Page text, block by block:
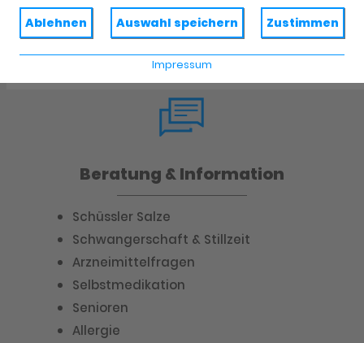
Ablehnen Auswahl speichern Zustimmen
Impressum
Reiseapotheke
Haus- und Reiseapotheke
Beratung & Information
Schüssler Salze
Schwangerschaft & Stillzeit
Arzneimittelfragen
Selbstmedikation
Senioren
Allergie